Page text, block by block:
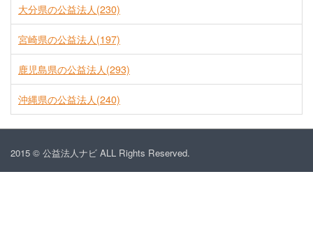
大分県の公益法人(230)
宮崎県の公益法人(197)
鹿児島県の公益法人(293)
沖縄県の公益法人(240)
2015 © 公益法人ナビ ALL Rights Reserved.